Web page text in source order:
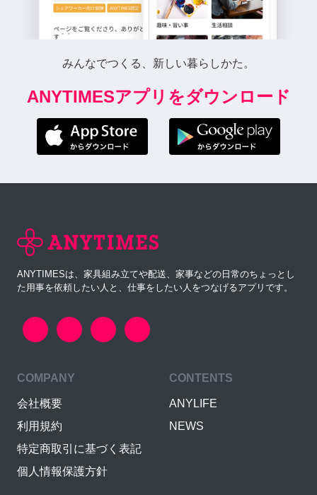
みんなでつくる、新しい暮らしかた。
ANYTIMESアプリをダウンロード
ANYTIMESは、家具組み立てや配送、家事などの日常のちょっとし
た用事を依頼したい人と、仕事をしたい人をつなげるアプリです。
COMPANY
会社概要
利用規約
特定商取引に基づく表記
個人情報保護方針
CONTENTS
ANYLIFE
NEWS